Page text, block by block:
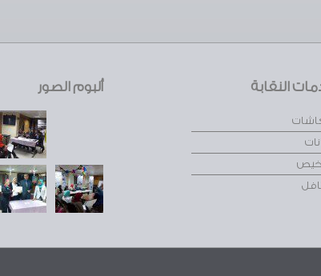
النقابة ألبوم الصور